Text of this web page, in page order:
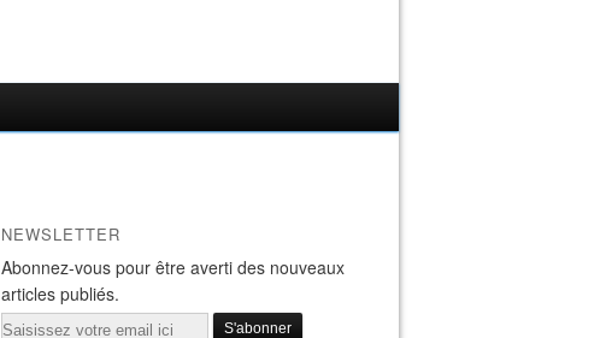
NEWSLETTER
Abonnez-vous pour être averti des nouveaux
articles publiés.
Email